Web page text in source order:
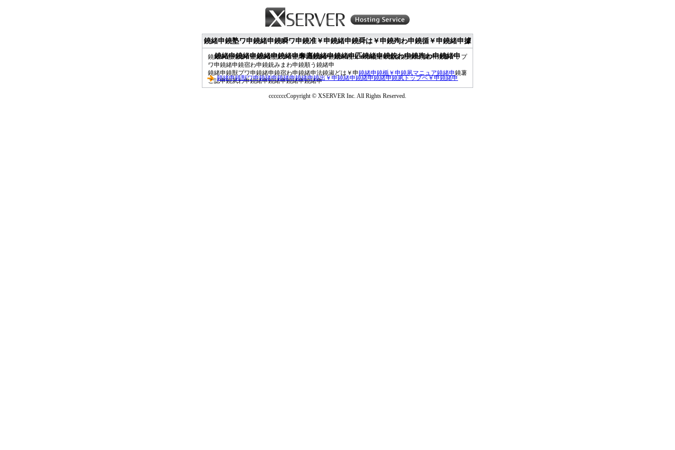
鐃緒申鐃塾ワ申鐃緒申鐃瞬ワ申鐃准￥申鐃緒申鐃舜は￥申鐃殉わ申鐃循￥申鐃緒申據
鐃緒申鐃緒申鐃緒申鐃緒申奪廛鐃緒申鐃緒申匹鐃緒申鐃銃わ申鐃殉わ申鐃緒申
鐃緒申速鐃緒申鐃緒申鐃獣ワ申鐃緒申鐃緒申鐃緒申鐃出￥申鐃緒申悒侫鐃緒申鐃緒申鐃薯アップ
ワ申鐃緒申鐃宿わ申鐃銃みまわ申鐃順う鐃緒申
鐃緒申鐃獣プワ申鐃緒申鐃宿わ申鐃緒申法鐃淑どは￥申鐃緒申鐃楯￥申鐃夙マニュア鐃緒申鐃薯
ご誌申鐃夙わ申鐃緒申鐃緒申鐃緒申鐃緒申
鐃緒申鐃獣ワ申鐃緒申鐃緒申鐃緒申鐃出￥申鐃緒申鐃緒申鐃緒申鐃夙トップペ￥申鐃緒申
cccccccCopyright © XSERVER Inc. All Rights Reserved.